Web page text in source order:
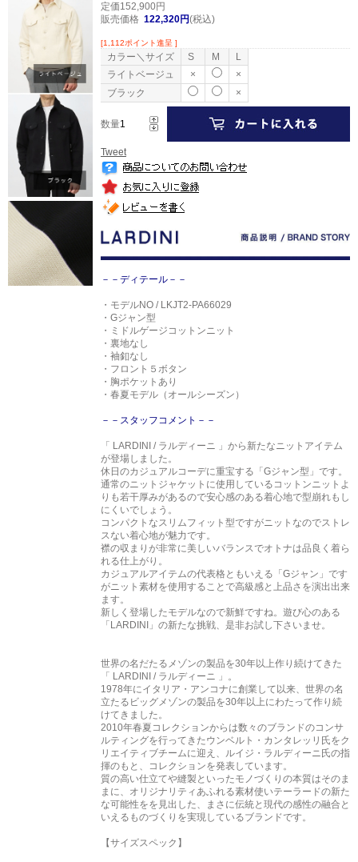
定価152,900円
販売価格 122,320円(税込)
[1,112ポイント進呈 ]
カラー＼サイズ S M
ライトベージュ
×
×
ブラック
×
数量
Tweet
－－ディテール－－
・モデルNO / LKJT2-PA66029
・Gジャン型
・ミドルゲージコットンニット
・裏地なし
・袖釦なし
・フロント５ボタン
・胸ポケットあり
・春夏モデル（オールシーズン）
－－スタッフコメント－－
「 LARDINI / ラルディーニ 」から新たなニットアイテム
が登場しました。
休日のカジュアルコーデに重宝する「Gジャン型」です。
通常のニットジャケットに使用しているコットンニットよ
りも若干厚みがあるので安心感のある着心地で型崩れもし
にくいでしょう。
コンパクトなスリムフィット型ですがニットなのでストレ
スない着心地が魅力です。
襟の収まりが非常に美しいバランスでオトナは品良く着ら
れる仕上がり。
カジュアルアイテムの代表格ともいえる「Gジャン」です
がニット素材を使用することで高級感と上品さを演出出来
ます。
新しく登場したモデルなので新鮮ですね。遊び心のある
「LARDINI」の新たな挑戦、是非お試し下さいませ。
世界の名だたるメゾンの製品を30年以上作り続けてきた
「 LARDINI / ラルディーニ 」。
1978年にイタリア・アンコナに創業して以来、世界の名
立たるビッグメゾンの製品を30年以上にわたって作り続
けてきました。
2010年春夏コレクションからは数々のブランドのコンサ
ルティングを行ってきたウンベルト・カンタレッリ氏をク
リエイティブチームに迎え、ルイジ・ラルディーニ氏の指
揮のもと、コレクションを発表しています。
質の高い仕立てや縫製といったモノづくりの本質はそのま
まに、オリジナリティあふれる素材使いテーラードの新た
な可能性をを見出した、まさに伝統と現代の感性の融合と
いえるものづくりを実現しているブランドです。
【サイズスペック】